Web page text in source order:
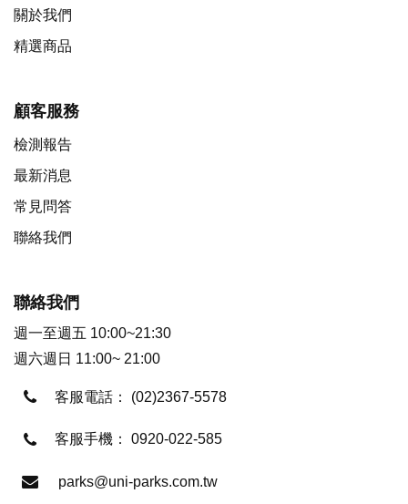
關於我們
精選商品
顧客服務
檢測報告
最新消息
常見問答
聯絡我們
聯絡我們
週一至週五 10:00~21:30
週六週日 11:00~ 21:00
客服電話： (02)2367-5578
客服手機： 0920-022-585
parks@uni-parks.com.tw